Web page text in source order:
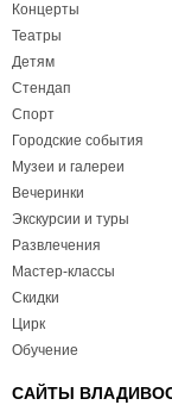
Концерты
Театры
Детям
Стендап
Спорт
Городские события
Музеи и галереи
Вечеринки
Экскурсии и туры
Развлечения
Мастер-классы
Скидки
Цирк
Обучение
САЙТЫ